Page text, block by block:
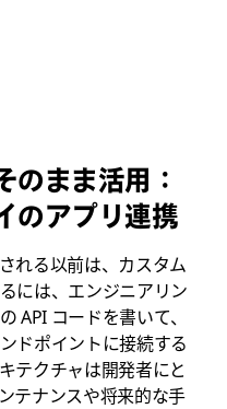
のまま活用：
のアプリ連携
れる以前は、カスタム
には、エンジニアリン
API コードを書いて、
ドポイントに接続する
テクチャは開発者にと
テナンスや将来的な手